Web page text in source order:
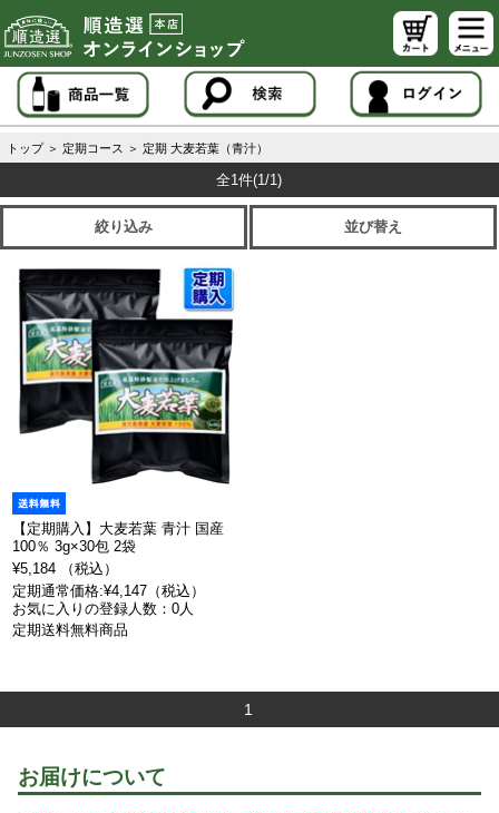
トップ ＞ 定期コース ＞ 定期 大麦若葉（青汁）
全1件(1/1)
絞り込み 並び替え
【定期購入】大麦若葉 青汁 国産
100％ 3g×30包 2袋
¥5,184 （税込）
定期通常価格:¥4,147（税込）
お気に入りの登録人数：0人
定期送料無料商品
1